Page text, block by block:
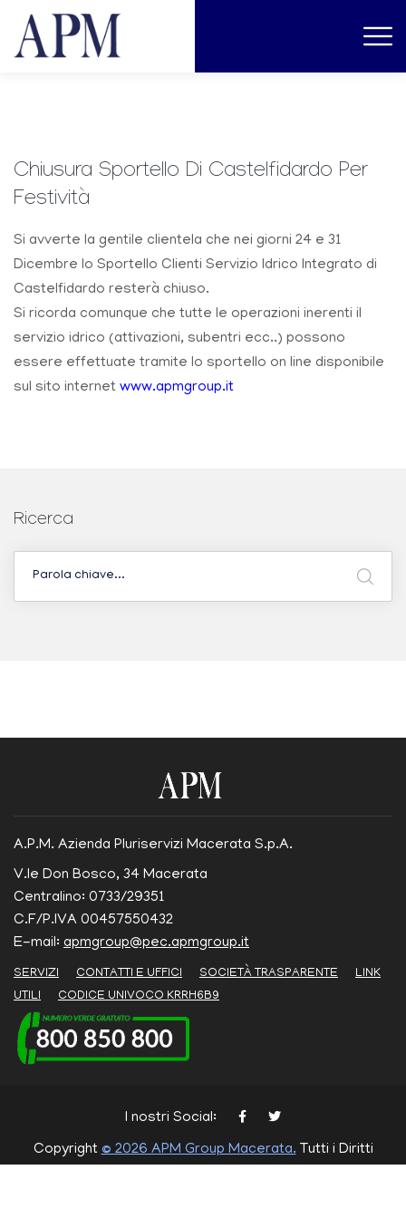
Chiusura Sportello Di Castelfidardo Per
Festività
Si avverte la gentile clientela che nei giorni 24 e 31
Dicembre lo Sportello Clienti Servizio Idrico Integrato di
Castelfidardo resterà chiuso.
Si ricorda comunque che tutte le operazioni inerenti il
servizio idrico (attivazioni, subentri ecc..) possono
essere effettuate tramite lo sportello on line disponibile
sul sito internet www.apmgroup.it
Ricerca
A.P.M. Azienda Pluriservizi Macerata S.p.A.
V.le Don Bosco, 34 Macerata
Centralino: 0733/29351
C.F/P.IVA 00457550432
E-mail: apmgroup@pec.apmgroup.it
SERVIZI CONTATTI E UFFICI SOCIETÀ TRASPARENTE
LINK
UTILI
CODICE UNIVOCO KRRH6B9
I nostri Social:
Copyright © 2026 APM Group Macerata. Tutti i Diritti